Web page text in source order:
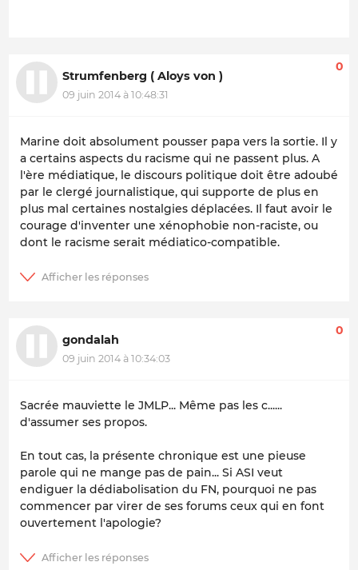
Strumfenberg ( Aloys von )
09 juin 2014 à 10:48:31
0
Marine doit absolument pousser papa vers la sortie. Il y
a certains aspects du racisme qui ne passent plus. A
l'ère médiatique, le discours politique doit être adoubé
par le clergé journalistique, qui supporte de plus en
plus mal certaines nostalgies déplacées. Il faut avoir le
courage d'inventer une xénophobie non-raciste, ou
dont le racisme serait médiatico-compatible.
gondalah
09 juin 2014 à 10:34:03
0
Sacrée mauviette le JMLP... Même pas les c......
d'assumer ses propos.
En tout cas, la présente chronique est une pieuse
parole qui ne mange pas de pain... Si ASI veut
endiguer la dédiabolisation du FN, pourquoi ne pas
commencer par virer de ses forums ceux qui en font
ouvertement l'apologie?